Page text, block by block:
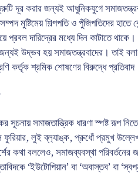
দূর করার জন্যই আধুনিকযুগে
মুষ্টিমেয় শিল্পপতি ও পুঁজিপতিদের
প্রবল দারিদ্রের মধ্যে দিন কাটাতে
উদ্ভব হয় সমাজতন্ত্রবাদের। তাই বলা
কর্তৃক শ্রমিক শোষণের বিরুদ্ধে
সমাজতান্ত্রিক ধারণা স্পষ্ট রূপ
ফুরিয়ার, লুই ব্ল‍্যাঙ্ক, প্রুধোঁ প্রমুখ
কথা বললেও, সমাজব্যবস্থা
‘ইউটোপিয়ান’ বা ‘অবাস্তব’ বা